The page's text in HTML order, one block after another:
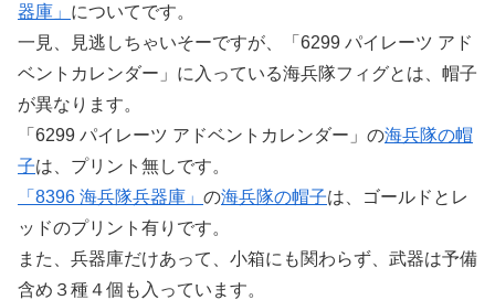
器庫」 についてです。
一見、見逃しちゃいそーですが、「6299 パイレーツ アド
ベントカレンダー」に入っている海兵隊フィグとは、帽子
が異なります。
「6299 パイレーツ アドベントカレンダー」の海兵隊の帽
子は、プリント無しです。
「8396 海兵隊兵器庫」 の海兵隊の帽子は、ゴールドとレ
ッドのプリント有りです。
また、兵器庫だけあって、小箱にも関わらず、武器は予備
含め３種４個も入っています。